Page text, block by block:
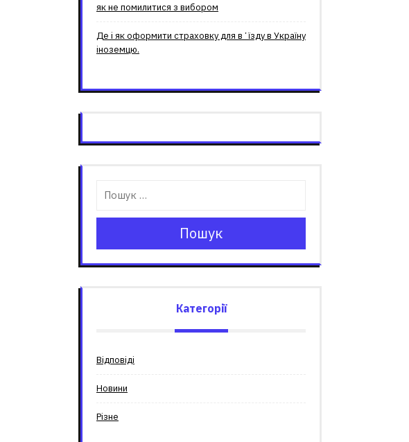
як не помилитися з вибором
Де і як оформити страховку для вʼїзду в Україну
іноземцю.
Пошук
Категорії
Відповіді
Новини
Різне